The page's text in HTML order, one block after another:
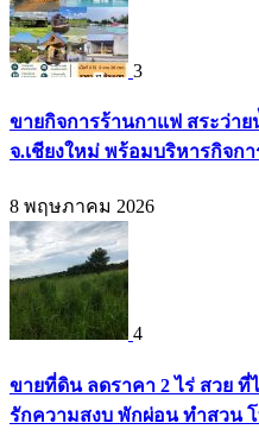
3
ขายกิจการร้านกาแฟ สระว่าย
จ.เชียงใหม่ พร้อมบริหารกิจกา
8 พฤษภาคม 2026
4
ขายที่ดิน ลดราคา 2 ไร่ สวย
รักความสงบ พักผ่อน ทำสวน โ